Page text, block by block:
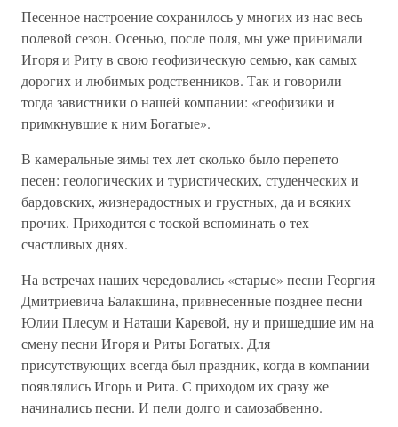
Песенное настроение сохранилось у многих из нас весь
полевой сезон. Осенью, после поля, мы уже принимали
Игоря и Риту в свою геофизическую семью, как самых
дорогих и любимых родственников. Так и говорили
тогда завистники о нашей компании: «геофизики и
примкнувшие к ним Богатые».
В камеральные зимы тех лет сколько было перепето
песен: геологических и туристических, студенческих и
бардовских, жизнерадостных и грустных, да и всяких
прочих. Приходится с тоской вспоминать о тех
счастливых днях.
На встречах наших чередовались «старые» песни Георгия
Дмитриевича Балакшина, привнесенные позднее песни
Юлии Плесум и Наташи Каревой, ну и пришедшие им на
смену песни Игоря и Риты Богатых. Для
присутствующих всегда был праздник, когда в компании
появлялись Игорь и Рита. С приходом их сразу же
начинались песни. И пели долго и самозабвенно.